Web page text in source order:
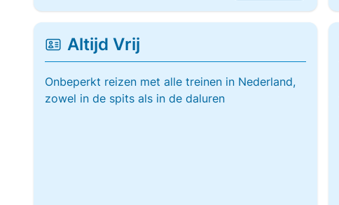
Altijd Vrij
Onbeperkt reizen met alle treinen in Nederland,
zowel in de spits als in de daluren